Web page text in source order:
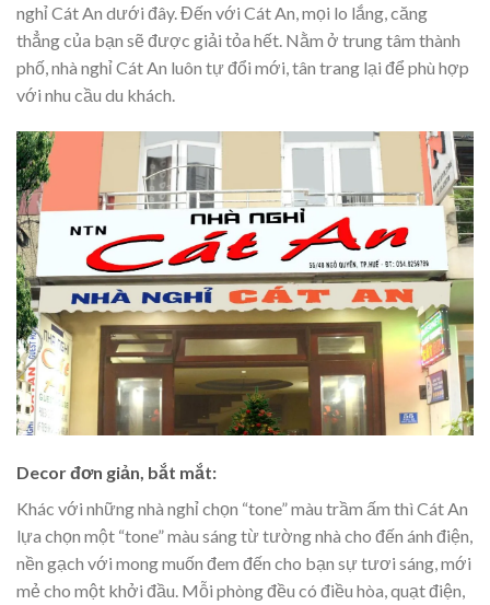
nghỉ Cát An dưới đây. Đến với Cát An, mọi lo lắng, căng
thẳng của bạn sẽ được giải tỏa hết. Nằm ở trung tâm thành
phố, nhà nghỉ Cát An luôn tự đổi mới, tân trang lại để phù hợp
với nhu cầu du khách.
Decor đơn giản, bắt mắt:
Khác với những nhà nghỉ chọn “tone” màu trầm ấm thì Cát An
lựa chọn một “tone” màu sáng từ tường nhà cho đến ánh điện,
nền gạch với mong muốn đem đến cho bạn sự tươi sáng, mới
mẻ cho một khởi đầu. Mỗi phòng đều có điều hòa, quạt điện,